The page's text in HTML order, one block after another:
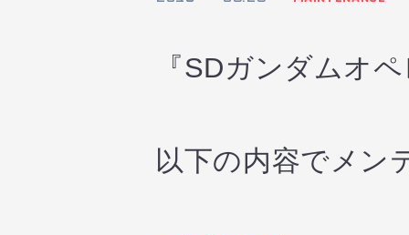
『SDガンダムオ
以下の内容でメン